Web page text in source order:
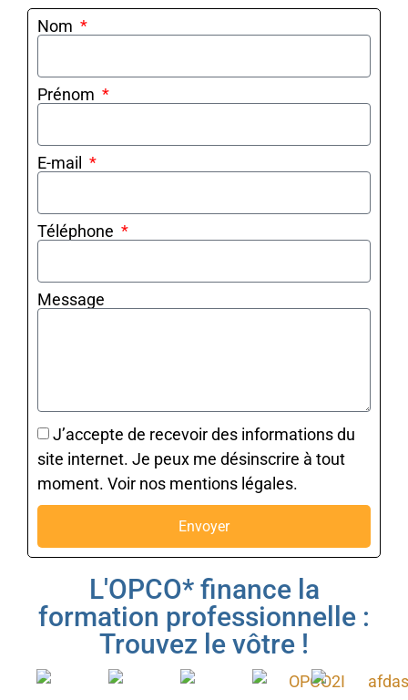
Nom
Prénom
E-mail
Téléphone
Message
J’accepte de recevoir des informations du
site internet. Je peux me désinscrire à tout
moment. Voir nos mentions légales.
Envoyer
L'OPCO* finance la
formation professionnelle :
Trouvez le vôtre !